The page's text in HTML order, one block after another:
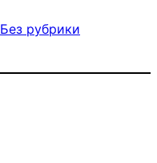
Без рубрики